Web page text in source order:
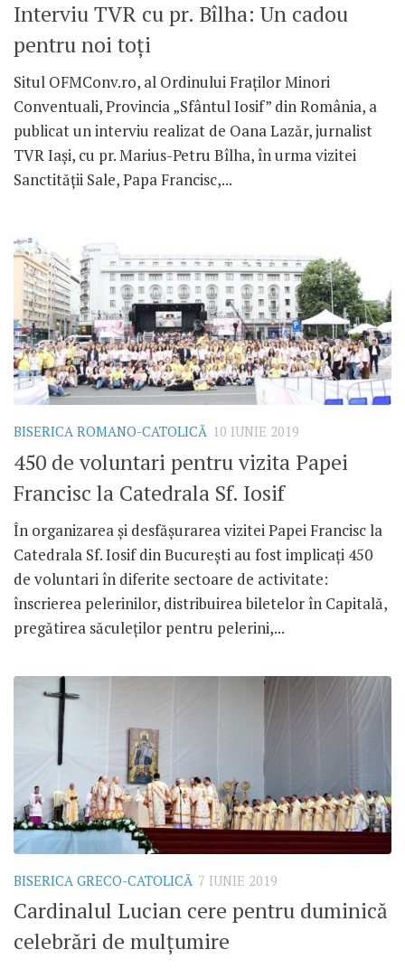
Interviu TVR cu pr. Bîlha: Un cadou
pentru noi toți
Situl OFMConv.ro, al Ordinului Fraților Minori
Conventuali, Provincia „Sfântul Iosif” din România, a
publicat un interviu realizat de Oana Lazăr, jurnalist
TVR Iași, cu pr. Marius-Petru Bîlha, în urma vizitei
Sanctității Sale, Papa Francisc,...
BISERICA ROMANO-CATOLICĂ 10 IUNIE 2019
450 de voluntari pentru vizita Papei
Francisc la Catedrala Sf. Iosif
În organizarea și desfășurarea vizitei Papei Francisc la
Catedrala Sf. Iosif din București au fost implicați 450
de voluntari în diferite sectoare de activitate:
înscrierea pelerinilor, distribuirea biletelor în Capitală,
pregătirea săculeților pentru pelerini,...
BISERICA GRECO-CATOLICĂ 7 IUNIE 2019
Cardinalul Lucian cere pentru duminică
celebrări de mulțumire